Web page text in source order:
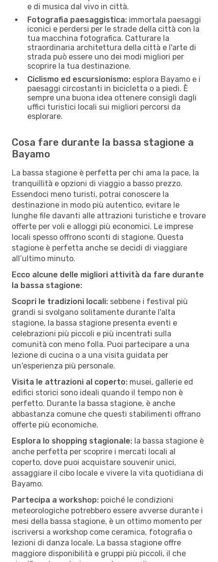
e di musica dal vivo in città.
Fotografia paesaggistica: immortala paesaggi
iconici e perdersi per le strade della città con la
tua macchina fotografica. Catturare la
straordinaria architettura della città e l'arte di
strada può essere uno dei modi migliori per
scoprire la tua destinazione.
Ciclismo ed escursionismo: esplora Bayamo e i
paesaggi circostanti in bicicletta o a piedi. È
sempre una buona idea ottenere consigli dagli
uffici turistici locali sui migliori percorsi da
esplorare.
Cosa fare durante la bassa stagione a
Bayamo
La bassa stagione è perfetta per chi ama la pace, la
tranquillità e opzioni di viaggio a basso prezzo.
Essendoci meno turisti, potrai conoscere la
destinazione in modo più autentico, evitare le
lunghe file davanti alle attrazioni turistiche e trovare
offerte per voli e alloggi più economici. Le imprese
locali spesso offrono sconti di stagione. Questa
stagione è perfetta anche se decidi di viaggiare
all’ultimo minuto.
Ecco alcune delle migliori attività da fare durante
la bassa stagione:
Scopri le tradizioni locali: sebbene i festival più
grandi si svolgano solitamente durante l'alta
stagione, la bassa stagione presenta eventi e
celebrazioni più piccoli e più incentrati sulla
comunità con meno folla. Puoi partecipare a una
lezione di cucina o a una visita guidata per
un'esperienza più personale.
Visita le attrazioni al coperto: musei, gallerie ed
edifici storici sono ideali quando il tempo non è
perfetto. Durante la bassa stagione, è anche
abbastanza comune che questi stabilimenti offrano
offerte più economiche.
Esplora lo shopping stagionale: la bassa stagione è
anche perfetta per scoprire i mercati locali al
coperto, dove puoi acquistare souvenir unici,
assaggiare il cibo locale e vivere la vita quotidiana di
Bayamo.
Partecipa a workshop: poiché le condizioni
meteorologiche potrebbero essere avverse durante i
mesi della bassa stagione, è un ottimo momento per
iscriversi a workshop come ceramica, fotografia o
lezioni di danza locale. La bassa stagione offre
maggiore disponibilità e gruppi più piccoli, il che